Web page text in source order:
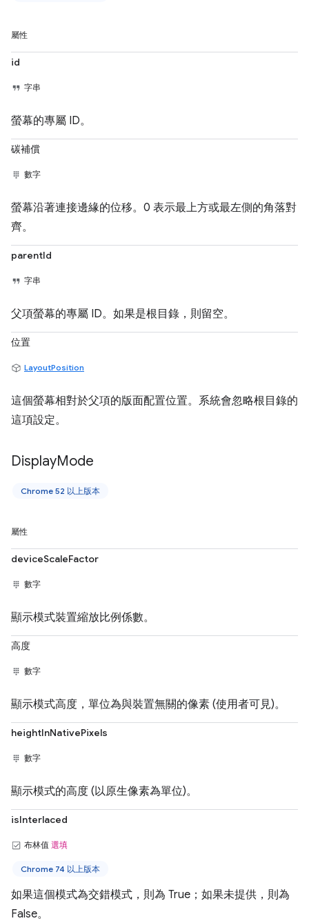
屬性
id
字串
螢幕的專屬 ID。
碳補償
數字
螢幕沿著連接邊緣的位移。0 表示最上方或最左側的角落對
齊。
parentId
字串
父項螢幕的專屬 ID。如果是根目錄，則留空。
位置
LayoutPosition
這個螢幕相對於父項的版面配置位置。系統會忽略根目錄的
這項設定。
DisplayMode
Chrome 52 以上版本
屬性
deviceScaleFactor
數字
顯示模式裝置縮放比例係數。
高度
數字
顯示模式高度，單位為與裝置無關的像素 (使用者可見)。
heightInNativePixels
數字
顯示模式的高度 (以原生像素為單位)。
isInterlaced
布林值 選填
Chrome 74 以上版本
如果這個模式為交錯模式，則為 True；如果未提供，則為
False。